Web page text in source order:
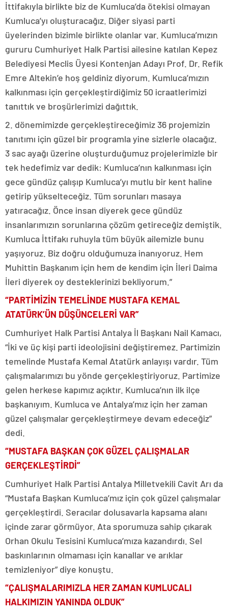
İttifakıyla birlikte biz de Kumluca’da ötekisi olmayan
Kumluca’yı oluşturacağız. Diğer siyasi parti
üyelerinden bizimle birlikte olanlar var. Kumluca’mızın
gururu Cumhuriyet Halk Partisi ailesine katılan Kepez
Belediyesi Meclis Üyesi Kontenjan Adayı Prof. Dr. Refik
Emre Altekin’e hoş geldiniz diyorum. Kumluca’mızın
kalkınması için gerçekleştirdiğimiz 50 icraatlerimizi
tanıttık ve broşürlerimizi dağıttık.
2. dönemimizde gerçekleştireceğimiz 36 projemizin
tanıtımı için güzel bir programla yine sizlerle olacağız.
3 sac ayağı üzerine oluşturduğumuz projelerimizle bir
tek hedefimiz var dedik: Kumluca’nın kalkınması için
gece gündüz çalışıp Kumluca’yı mutlu bir kent haline
getirip yükselteceğiz. Tüm sorunları masaya
yatıracağız. Önce insan diyerek gece gündüz
insanlarımızın sorunlarına çözüm getireceğiz demiştik.
Kumluca İttifakı ruhuyla tüm büyük ailemizle bunu
yaşıyoruz. Biz doğru olduğumuza inanıyoruz. Hem
Muhittin Başkanım için hem de kendim için İleri Daima
İleri diyerek oy desteklerinizi bekliyorum.”
“PARTİMİZİN TEMELİNDE MUSTAFA KEMAL
ATATÜRK’ÜN DÜŞÜNCELERİ VAR”
Cumhuriyet Halk Partisi Antalya İl Başkanı Nail Kamacı,
“İki ve üç kişi parti ideolojisini değiştiremez. Partimizin
temelinde Mustafa Kemal Atatürk anlayışı vardır. Tüm
çalışmalarımızı bu yönde gerçekleştiriyoruz. Partimize
gelen herkese kapımız açıktır. Kumluca’nın ilk ilçe
başkanıyım. Kumluca ve Antalya’mız için her zaman
güzel çalışmalar gerçekleştirmeye devam edeceğiz”
dedi.
“MUSTAFA BAŞKAN ÇOK GÜZEL ÇALIŞMALAR
GERÇEKLEŞTİRDİ”
Cumhuriyet Halk Partisi Antalya Milletvekili Cavit Arı da
“Mustafa Başkan Kumluca’mız için çok güzel çalışmalar
gerçekleştirdi. Seracılar dolusavarla kapsama alanı
içinde zarar görmüyor. Ata sporumuza sahip çıkarak
Orhan Okulu Tesisini Kumluca’mıza kazandırdı. Sel
baskınlarının olmaması için kanallar ve arıklar
temizleniyor” diye konuştu.
“ÇALIŞMALARIMIZLA HER ZAMAN KUMLUCALI
HALKIMIZIN YANINDA OLDUK”